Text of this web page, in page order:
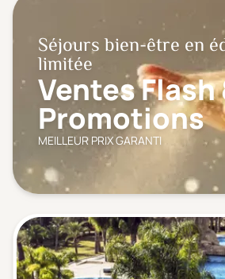
Séjours bien-être en
limitée
Ventes Flash
Promotions
MEILLEUR PRIX GARANTI